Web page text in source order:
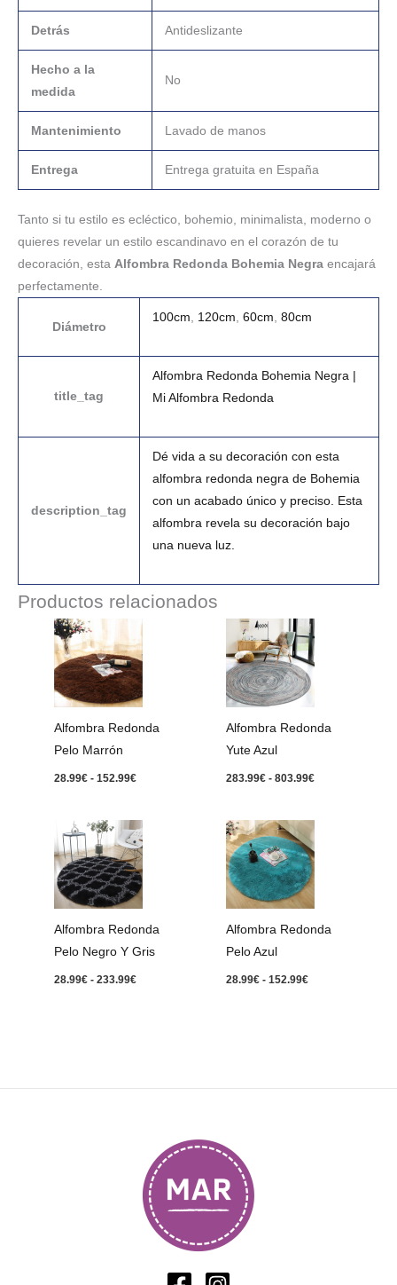
Detrás Antideslizante
Hecho a la
medida
No
Mantenimiento Lavado de manos
Entrega Entrega gratuita en España
Tanto si tu estilo es ecléctico, bohemio, minimalista, moderno o
quieres revelar un estilo escandinavo en el corazón de tu
decoración, esta Alfombra Redonda Bohemia Negra encajará
perfectamente.
Diámetro
100cm 120cm 60cm 80cm
title_tag
Alfombra Redonda Bohemia Negra |
Mi Alfombra Redonda
description_tag
Dé vida a su decoración con esta
alfombra redonda negra de Bohemia
con un acabado único y preciso. Esta
alfombra revela su decoración bajo
una nueva luz.
Productos relacionados
Alfombra Redonda
Pelo Marrón
28.99€ - 152.99€
Rango
de
precios:
desde
28.99€
hasta
152.99€
Alfombra Redonda
Yute Azul
283.99€ - 803.99€
de
precios:
desde
Alfombra Redonda
Pelo Negro Y Gris
28.99€ - 233.99€
Rango
de
precios:
desde
28.99€
hasta
233.99€
Alfombra Redonda
Pelo Azul
28.99€ - 152.99€
de
precios:
desde
28.99€
hasta
152.99€